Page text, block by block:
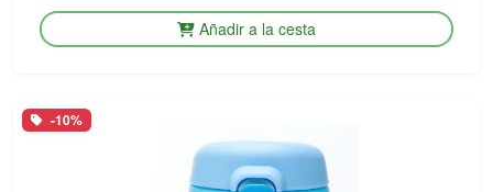
Añadir a la cesta
-10%